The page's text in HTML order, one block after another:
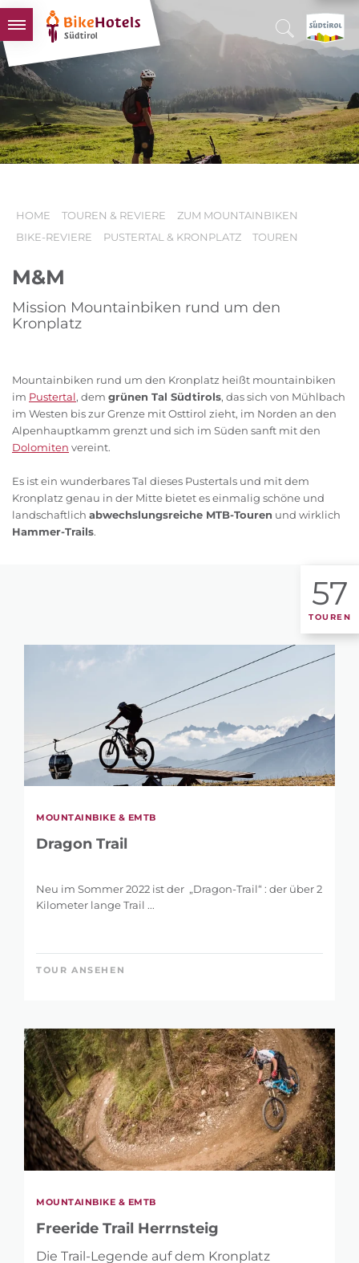
BIKEHOTELS
HOTELS & PAKETE
TOUREN & REVIERE
SÜDTIROL & WIR
HOME TOUREN & REVIERE
ZUM MOUNTAINBIKEN
BIKE-REVIERE
PUSTERTAL & KRONPLATZ TOUREN
M&M
Mission Mountainbiken rund um den
Kronplatz
Mountainbiken rund um den Kronplatz heißt mountainbiken
im Pustertal, dem grünen Tal Südtirols, das sich von Mühlbach
im Westen bis zur Grenze mit Osttirol zieht, im Norden an den
Alpenhauptkamm grenzt und sich im Süden sanft mit den
Dolomiten vereint.
Es ist ein wunderbares Tal dieses Pustertals und mit dem
Kronplatz genau in der Mitte bietet es einmalig schöne und
landschaftlich abwechslungsreiche MTB-Touren und wirklich
Hammer-Trails.
57
TOUREN
MOUNTAINBIKE & EMTB
Dragon Trail
Neu im Sommer 2022 ist der „Dragon-Trail“ : der über 2
Kilometer lange Trail ...
TOUR ANSEHEN
MOUNTAINBIKE & EMTB
Freeride Trail Herrnsteig
Die Trail-Legende auf dem Kronplatz